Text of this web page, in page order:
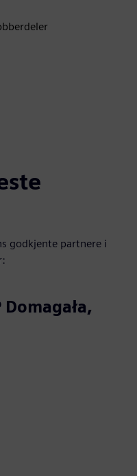
godkjente partnere i
Domagała,